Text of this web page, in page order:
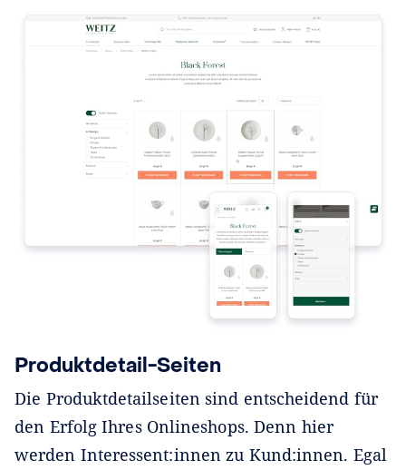
Produktdetail-Seiten
Die Produktdetailseiten sind entscheidend für
den Erfolg Ihres Onlineshops. Denn hier
werden Interessent:innen zu Kund:innen. Egal